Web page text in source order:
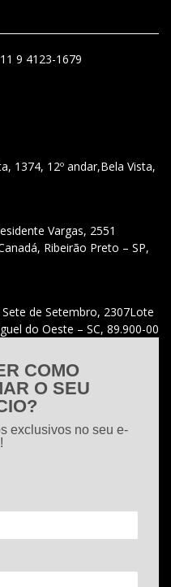
11 9 4123-1679
1374, 12º andar,Bela Vista,
Vargas, 2551
Ribeirão Preto – SP,
Sete de Setembro, 2307Lote
do Oeste – SC, 89.900-00
COMO
O SEU
exclusivos no seu e-